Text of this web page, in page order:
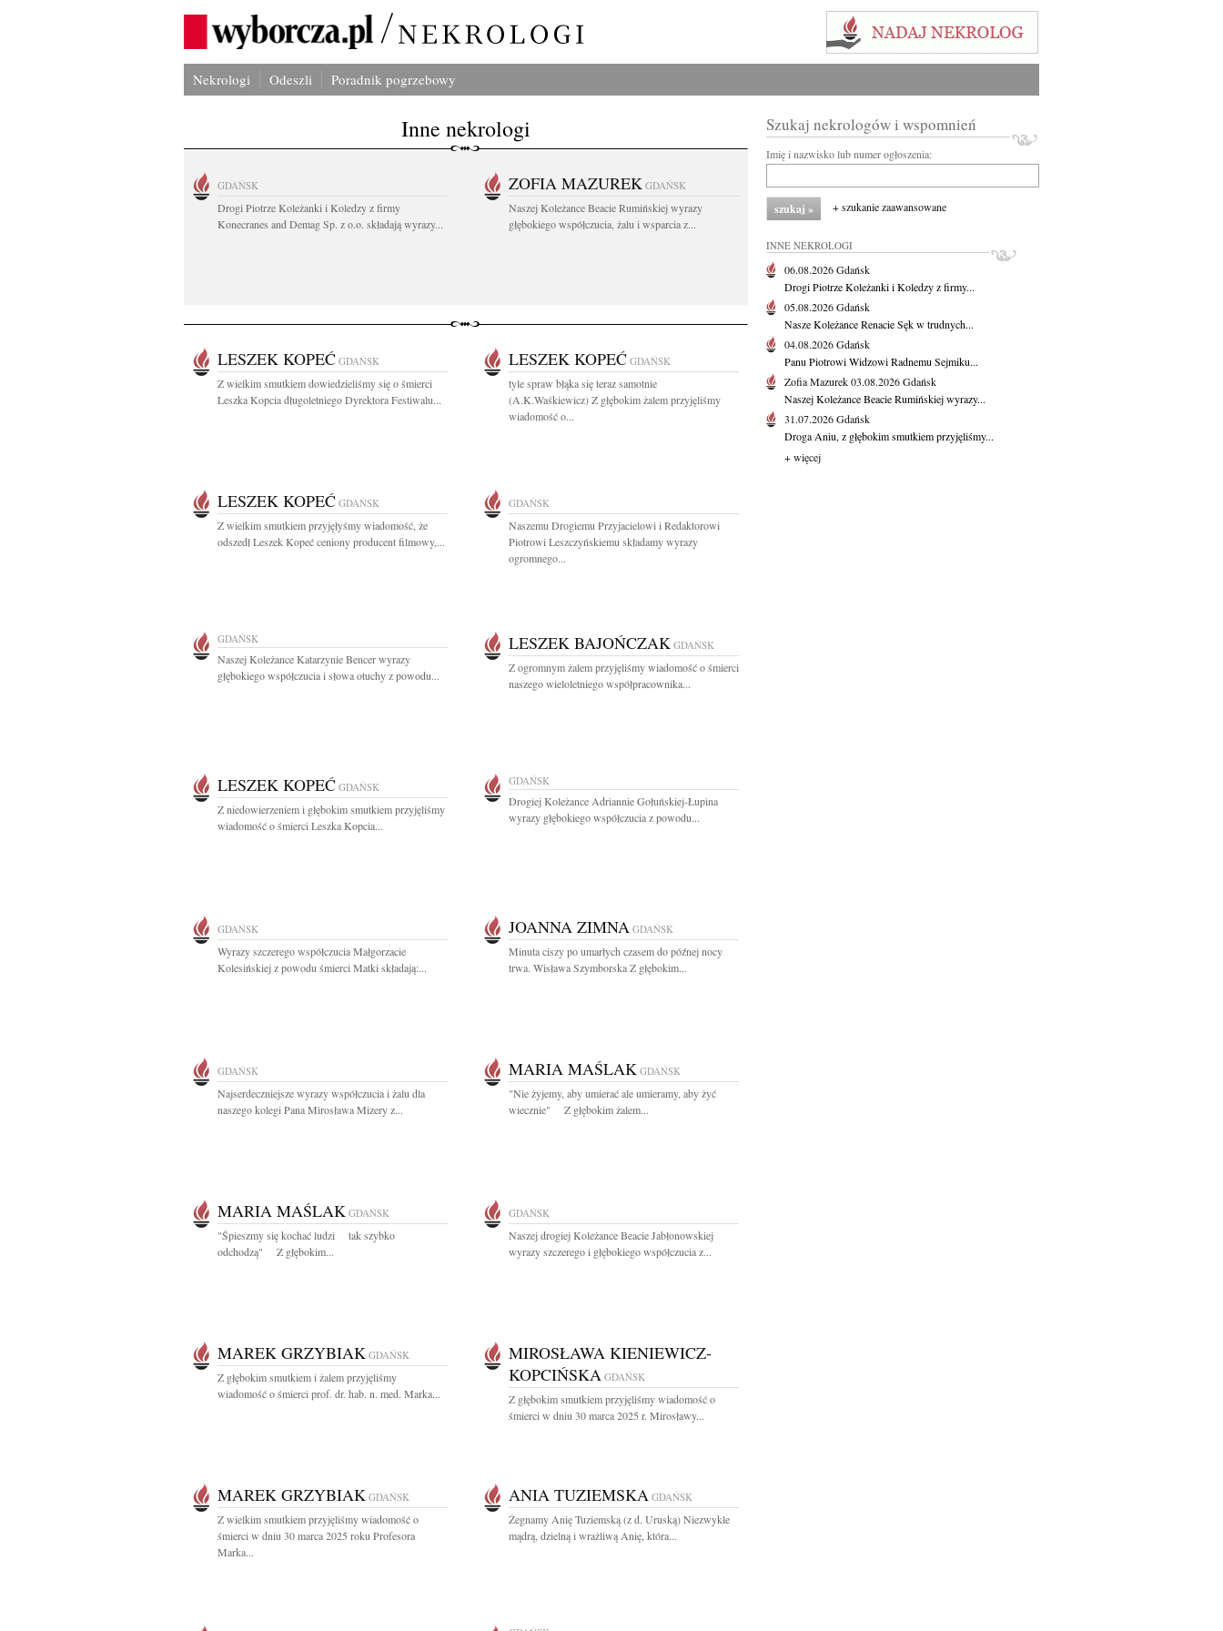
Nekrologi Odeszli Poradnik pogrzebowy
Inne nekrologi
GDAŃSK
Drogi Piotrze Koleżanki i Koledzy z firmy
Konecranes and Demag Sp. z o.o. składają wyrazy...
ZOFIA MAZUREK GDAŃSK
Naszej Koleżance Beacie Rumińskiej wyrazy
głębokiego współczucia, żalu i wsparcia z...
LESZEK KOPEĆ GDAŃSK
Z wielkim smutkiem dowiedzieliśmy się o śmierci
Leszka Kopcia długoletniego Dyrektora Festiwalu...
LESZEK KOPEĆ GDAŃSK
tyle spraw błąka się teraz samotnie
(A.K.Waśkiewicz) Z głębokim żalem przyjęliśmy
wiadomość o...
LESZEK KOPEĆ GDAŃSK
Z wielkim smutkiem przyjęłyśmy wiadomość, że
odszedł Leszek Kopeć ceniony producent filmowy,...
GDAŃSK
Naszemu Drogiemu Przyjacielowi i Redaktorowi
Piotrowi Leszczyńskiemu składamy wyrazy
ogromnego...
GDAŃSK
Naszej Koleżance Katarzynie Bencer wyrazy
głębokiego współczucia i słowa otuchy z powodu...
LESZEK BAJOŃCZAK GDAŃSK
Z ogromnym żalem przyjęliśmy wiadomość o śmierci
naszego wieloletniego współpracownika...
LESZEK KOPEĆ GDAŃSK
Z niedowierzeniem i głębokim smutkiem przyjęliśmy
wiadomość o śmierci Leszka Kopcia...
GDAŃSK
Drogiej Koleżance Adriannie Gołuńskiej-Łupina
wyrazy głębokiego współczucia z powodu...
GDAŃSK
Wyrazy szczerego współczucia Małgorzacie
Kolesińskiej z powodu śmierci Matki składają:...
JOANNA ZIMNA GDAŃSK
Minuta ciszy po umarłych czasem do późnej nocy
trwa. Wisława Szymborska Z głębokim...
GDAŃSK
Najserdeczniejsze wyrazy współczucia i żalu dla
naszego kolegi Pana Mirosława Mizery z...
MARIA MAŚLAK GDAŃSK
"Nie żyjemy, aby umierać ale umieramy, aby żyć
wiecznie" Z głębokim żalem...
MARIA MAŚLAK GDAŃSK
"Śpieszmy się kochać ludzi tak szybko
odchodzą" Z głębokim...
GDAŃSK
Naszej drogiej Koleżance Beacie Jabłonowskiej
wyrazy szczerego i głębokiego współczucia z...
MAREK GRZYBIAK GDAŃSK
Z głębokim smutkiem i żalem przyjęliśmy
wiadomość o śmierci prof. dr. hab. n. med. Marka...
MIROSŁAWA KIENIEWICZ-
KOPCIŃSKA GDAŃSK
Z głębokim smutkiem przyjęliśmy wiadomość o
śmierci w dniu 30 marca 2025 r. Mirosławy...
MAREK GRZYBIAK GDAŃSK
Z wielkim smutkiem przyjęliśmy wiadomość o
śmierci w dniu 30 marca 2025 roku Profesora
Marka...
ANIA TUZIEMSKA GDAŃSK
Żegnamy Anię Tuziemską (z d. Uruską) Niezwykle
mądrą, dzielną i wrażliwą Anię, która...
Szukaj nekrologów i wspomnień
Imię i nazwisko lub numer ogłoszenia:
+ szukanie zaawansowane
INNE NEKROLOGI
06.08.2026Gdańsk
Drogi Piotrze Koleżanki i Koledzy z firmy...
05.08.2026Gdańsk
Nasze Koleżance Renacie Sęk w trudnych...
04.08.2026Gdańsk
Panu Piotrowi Widzowi Radnemu Sejmiku...
Zofia Mazurek03.08.2026Gdańsk
Naszej Koleżance Beacie Rumińskiej wyrazy...
31.07.2026Gdańsk
Droga Aniu, z głębokim smutkiem przyjęliśmy...
+ więcej